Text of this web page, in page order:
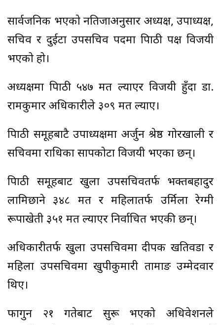
सार्वजनिक भएकाे नतिजाअनुसार अध्यक्ष, उपाध्यक्ष,
सचिव र दुईटा उपसचिव पदमा त्रिपाठी पक्ष विजयी
भएको हो।
अध्यक्षमा त्रिपाठी ५४७ मत ल्याएर विजयी हुँदा डा.
रामकुमार अधिकारीले ३०९ मत ल्याए।
त्रिपाठी समूहबाटै उपाध्यक्षमा अर्जुन श्रेष्ठ गोरखाली र
सचिवमा राधिका सापकोटा विजयी भएका छन्।
त्रिपाठी समूहबाट खुला उपसचिवतर्फ भक्तबहादुर
लामिछाने ३४८ मत र महिलातर्फ उर्मिला रेग्मी
रूपाखेती ३५१ मत ल्याएर निर्वाचित भएकी छन्।
अधिकारीतर्फ खुला उपसचिवमा दीपक खतिवडा र
महिला उपसचिवमा खुपीकुमारी तामाङ उम्मेदवार
थिए।
फागुन २१ गतेबाट सुरू भएको अधिवेशनले